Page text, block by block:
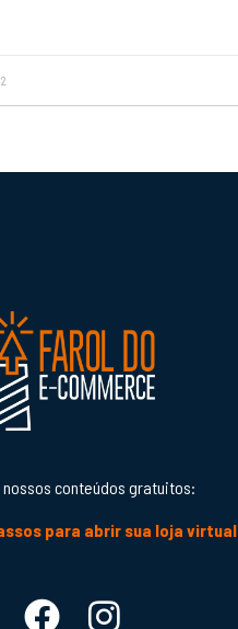
nossos conteúdos gratuitos:
para abrir sua loja virtual